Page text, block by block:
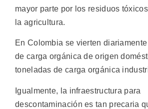
mayor parte por los residuos
la agricultura.
En Colombia se vierten
de carga orgánica de origen
toneladas de carga orgánica
Igualmente, la infraestructura para
descontaminación es tan precaria